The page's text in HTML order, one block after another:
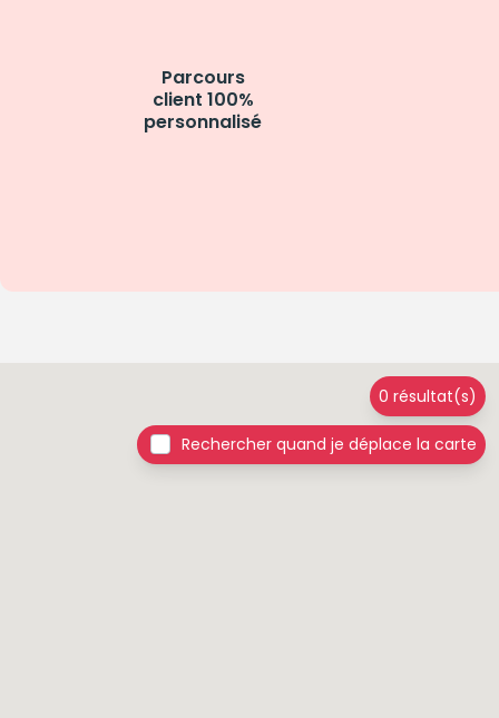
Parcours
client 100%
personnalisé
0 résultat(s)
Rechercher quand je déplace la carte